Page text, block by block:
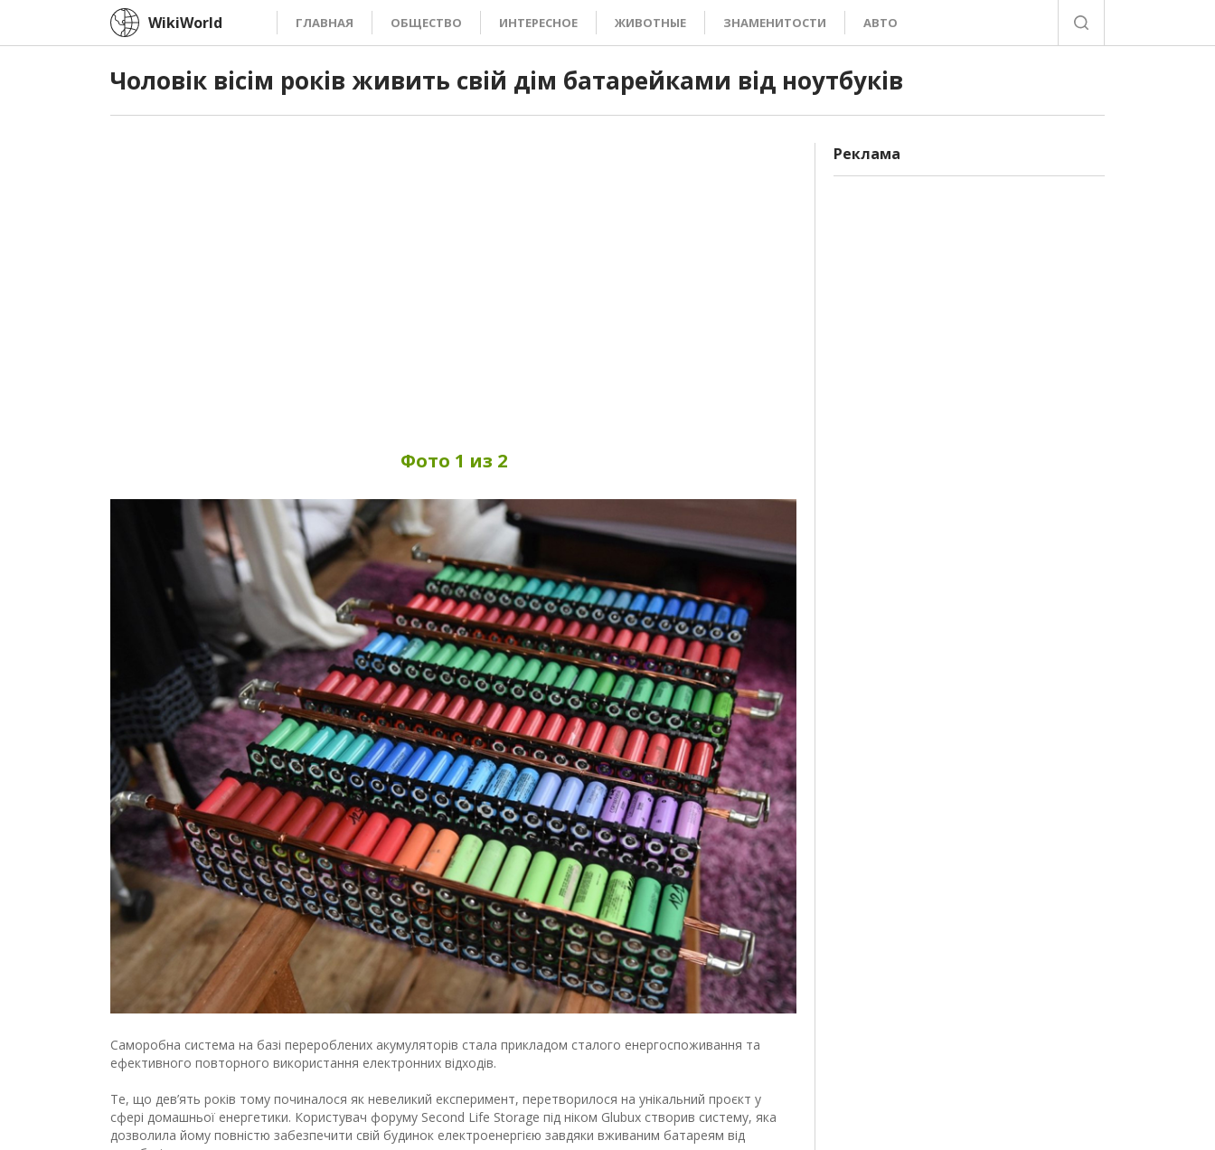
WikiWorld ГЛАВНАЯ ОБЩЕСТВО ИНТЕРЕСНОЕ ЖИВОТНЫЕ ЗНАМЕНИТОСТИ АВТО
Чоловік вісім років живить свій дім батарейками від ноутбуків
Фото 1 из 2
Саморобна система на базі перероблених акумуляторів стала прикладом сталого енергоспоживання та
ефективного повторного використання електронних відходів.
Те, що дев’ять років тому починалося як невеликий експеримент, перетворилося на унікальний проєкт у
сфері домашньої енергетики. Користувач форуму Second Life Storage під ніком Glubux створив систему, яка
дозволила йому повністю забезпечити свій будинок електроенергією завдяки вживаним батареям від
Реклама